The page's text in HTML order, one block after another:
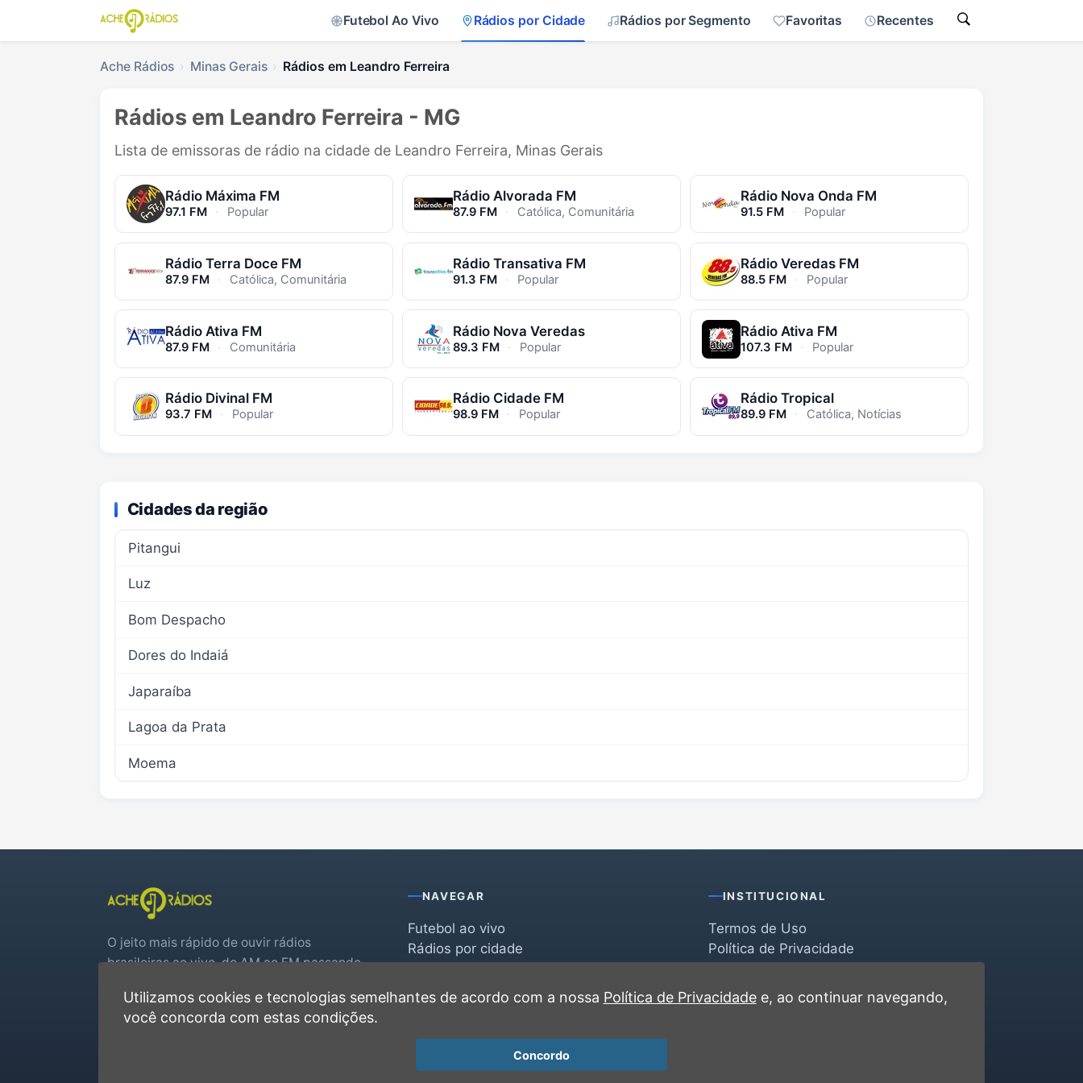
Futebol Ao Vivo Rádios por Cidade Rádios por Segmento Favoritas Recentes
Ache Rádios Minas Gerais Rádios em Leandro Ferreira
Rádios em Leandro Ferreira - MG
Lista de emissoras de rádio na cidade de Leandro Ferreira, Minas Gerais
Rádio Máxima FM
97.1 FM · Popular
Rádio Alvorada FM
87.9 FM · Católica, Comunitária
Rádio Nova Onda FM
91.5 FM · Popular
Rádio Terra Doce FM
87.9 FM · Católica, Comunitária
Rádio Transativa FM
91.3 FM · Popular
Rádio Veredas FM
88.5 FM · Popular
Rádio Ativa FM
87.9 FM · Comunitária
Rádio Nova Veredas
89.3 FM · Popular
Rádio Ativa FM
107.3 FM · Popular
Rádio Divinal FM
93.7 FM · Popular
Rádio Cidade FM
98.9 FM · Popular
Rádio Tropical
89.9 FM · Católica, Notícias
Cidades da região
Pitangui
Luz
Bom Despacho
Dores do Indaiá
Japaraíba
Lagoa da Prata
Moema
O jeito mais rápido de ouvir rádios
brasileiras ao vivo, do AM ao FM passando
real.
NAVEGAR
Futebol ao vivo
Rádios por cidade
Favoritas
Recentes
INSTITUCIONAL
Termos de Uso
Política de Privacidade
Contato
Utilizamos cookies e tecnologias semelhantes de acordo com a nossa Política de Privacidadee, ao continuar navegando,
você concorda com estas condições.
Concordo